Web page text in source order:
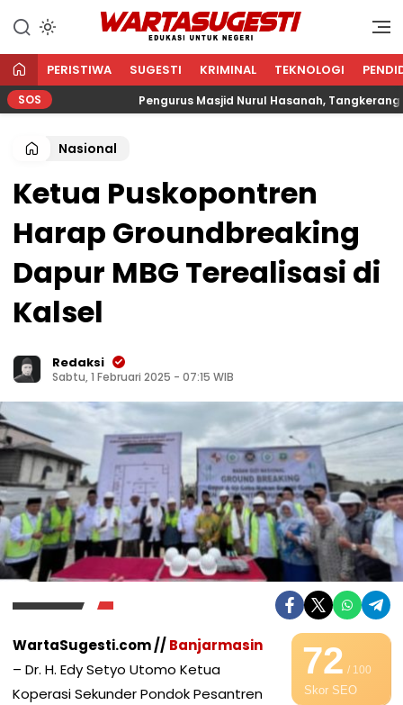
WARTA SUGESTI √ EDUKASI
Edukasi Untuk Negeri
PERISTIWA SUGESTI KRIMINAL TEKNOLOGI
SOS Pengurus Masjid Nurul Hasanah, Tangkerang
Nasional
Ketua Puskopontren
Harap Groundbreaking
Dapur MBG Terealisasi di
Kalsel
Redaksi
Sabtu, 1 Februari 2025 - 07:15 WIB
72/ 100
Skor SEO
WartaSugesti.com // Banjarmasin
– Dr. H. Edy Setyo Utomo Ketua
Koperasi Sekunder Pondok Pesantren